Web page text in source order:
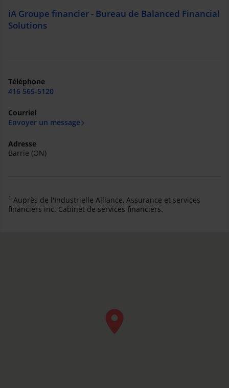
iA Groupe financier - Bureau de Balanced Financial
Solutions
Téléphone
416 565-5120
Courriel
Envoyer un message
Adresse
Barrie (ON)
1 Auprès de l'Industrielle Alliance, Assurance et services
financiers inc. Cabinet de services financiers.